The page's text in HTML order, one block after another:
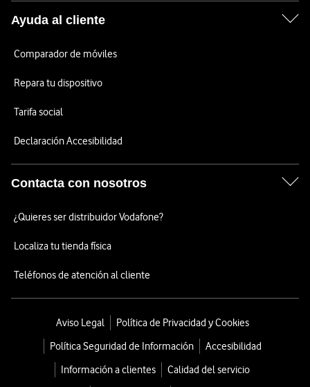
Ayuda al cliente
Comparador de móviles
Repara tu dispositivo
Tarifa social
Declaración Accesibilidad
Contacta con nosotros
¿Quieres ser distribuidor Vodafone?
Localiza tu tienda física
Teléfonos de atención al cliente
Aviso Legal
Política de Privacidad y Cookies
Política Seguridad de Información
Accesibilidad
Información a clientes
Calidad del servicio